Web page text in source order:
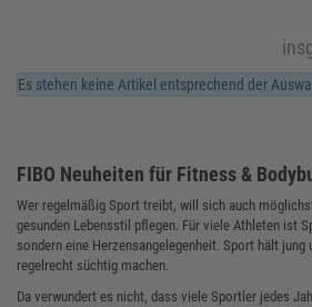
Es stehen keine Artikel entsprechend der
FIBO Neuheiten für Fitness &
Wer regelmäßig Sport treibt, will sich auch
gesunden Lebensstil pflegen. Für viele Athleten ist
sondern eine Herzensangelegenheit. Sport hält jung
regelrecht süchtig machen.
Da verwundert es nicht, dass viele Sportler jedes